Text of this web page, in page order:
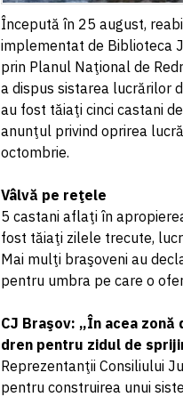
Începută în 25 august,
implementat de Biblioteca
prin Planul Naţional de
a dispus sistarea lucrărilor
au fost tăiaţi cinci castani
anunţul privind oprirea
octombrie.
Vâlvă pe reţele
5 castani aflaţi în
fost tăiaţi zilele trecute,
Mai mulţi braşoveni au
pentru umbra pe care o
CJ Braşov: „În acea
dren pentru zidul de
Reprezentanţii Consiliului
pentru construirea unui